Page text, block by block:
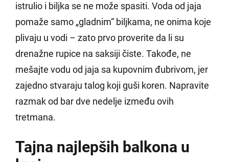
istrulio i biljka se ne može spasiti. Voda od jaja
pomaže samo „gladnim“ biljkama, ne onima koje
plivaju u vodi – zato prvo proverite da li su
drenažne rupice na saksiji čiste. Takođe, ne
mešajte vodu od jaja sa kupovnim đubrivom, jer
zajedno stvaraju talog koji guši koren. Napravite
razmak od bar dve nedelje između ovih
tretmana.
Tajna najlepših balkona u